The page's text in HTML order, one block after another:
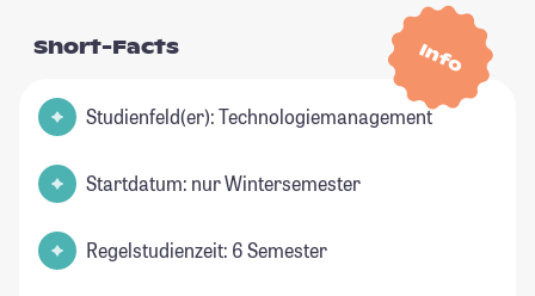
Info
Short-Facts
Studienfeld(er): Technologiemanagement
Startdatum: nur Wintersemester
Regelstudienzeit: 6 Semester